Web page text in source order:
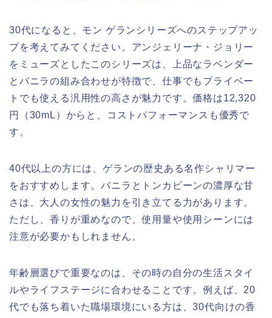
30代になると、モン ゲランシリーズへのステップアッ
プを考えてみてください。アンジェリーナ・ジョリー
をミューズとしたこのシリーズは、上品なラベンダー
とバニラの組み合わせが特徴で、仕事でもプライベー
トでも使える汎用性の高さが魅力です。価格は12,320
円（30mL）からと、コストパフォーマンスも優秀で
す。
40代以上の方には、ゲランの歴史ある名作シャリマー
をおすすめします。バニラとトンカビーンの濃厚な甘
さは、大人の女性の魅力を引き立てる力があります。
ただし、香りが重めなので、使用量や使用シーンには
注意が必要かもしれません。
年齢層選びで重要なのは、その時の自分の生活スタイ
ルやライフステージに合わせることです。例えば、20
代でも落ち着いた職場環境にいる方は、30代向けの香